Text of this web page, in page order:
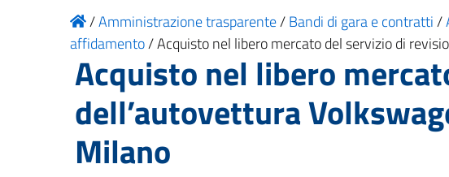
/Amministrazione trasparente/Bandi di gara e contratti/
affidamento/Acquisto nel libero mercato del servizio di
Acquisto nel libero
dell’autovettura
Milano